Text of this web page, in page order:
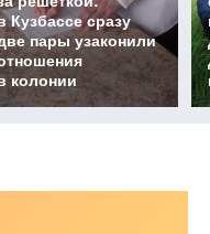
Кузбассе сразу
пары узаконили
колонии